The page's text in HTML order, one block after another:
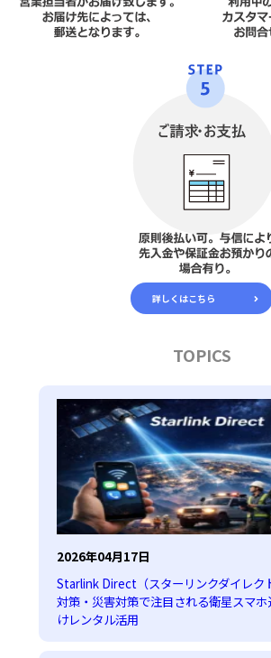
詳しくはこちら
TOPICS
2026年04月17日
Starlink Direct（スターリンクダイレク
対策・災害対策で注目される衛星スマ
けレンタル活用